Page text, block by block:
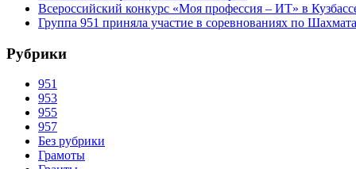
Всероссийский конкурс «Моя профессия – ИТ» в
Группа 951 приняла участие в соревнованиях по
Рубрики
951
953
955
957
Без рубрики
Грамоты